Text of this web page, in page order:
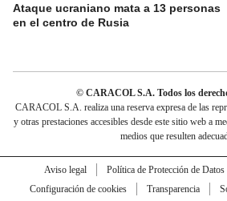
Ataque ucraniano mata a 13 personas
en el centro de Rusia
© CARACOL S.A. Todos los
CARACOL S.A. realiza una reserva expresa de las
y otras prestaciones accesibles desde este sitio web a
medios que resulten
Aviso legal Política de Protección de Datos
Configuración de cookies
Transparencia